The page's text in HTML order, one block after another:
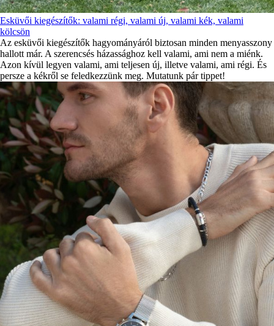
Esküvői kiegészítők: valami régi, valami új, valami kék, valami
kölcsön
Az esküvői kiegészítők hagyományáról biztosan minden menyasszony
hallott már. A szerencsés házassághoz kell valami, ami nem a miénk.
Azon kívül legyen valami, ami teljesen új, illetve valami, ami régi. És
persze a kékről se feledkezzünk meg. Mutatunk pár tippet!